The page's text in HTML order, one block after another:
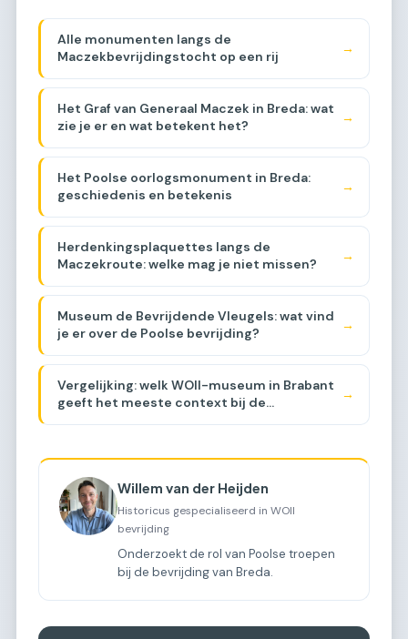
Alle monumenten langs de
Maczekbevrijdingstocht op een rij
→
Het Graf van Generaal Maczek in Breda: wat
zie je er en wat betekent het?
→
Het Poolse oorlogsmonument in Breda:
geschiedenis en betekenis
→
Herdenkingsplaquettes langs de
Maczekroute: welke mag je niet missen?
→
Museum de Bevrijdende Vleugels: wat vind
je er over de Poolse bevrijding?
→
Vergelijking: welk WOII-museum in Brabant
geeft het meeste context bij de
→
Willem van der Heijden
Historicus gespecialiseerd in WOII
bevrijding
Onderzoekt de rol van Poolse troepen
bij de bevrijding van Breda.